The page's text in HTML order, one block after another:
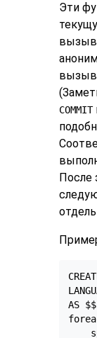
Эти
COMMIT
После
AS $$